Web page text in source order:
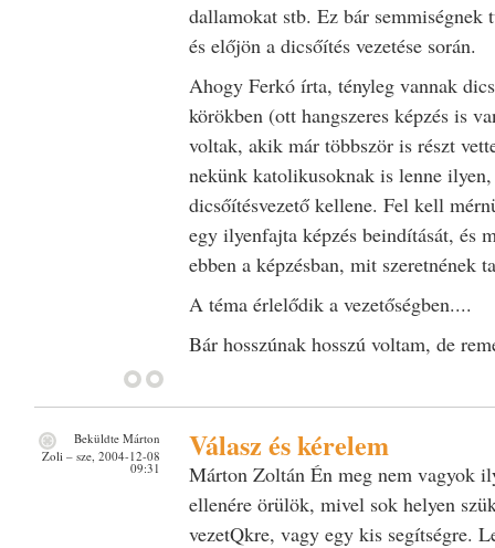
dallamokat stb. Ez bár semmiségnek
és előjön a dicsőítés vezetése során.
Ahogy Ferkó írta, tényleg vannak
körökben (ott hangszeres képzés is
voltak, akik már többször is részt
nekünk katolikusoknak is lenne ilyen,
dicsőítésvezető kellene. Fel kell
egy ilyenfajta képzés beindítását, és
ebben a képzésban, mit szeretnének
A téma érlelődik a vezetőségben....
Bár hosszúnak hosszú voltam, de
Válasz és kérelem
Márton Zoltán Én meg nem vagyok
ellenére örülök, mivel sok helyen
vezetQkre, vagy egy kis segítségre.
Beküldte Márton
Zoli – sze, 2004-12-08
09:31